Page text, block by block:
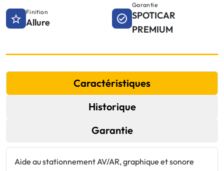
Finition
Allure
Garantie
SPOTICAR
PREMIUM
Caractéristiques
Historique
Garantie
Aide au stationnement AV/AR, graphique et sonore